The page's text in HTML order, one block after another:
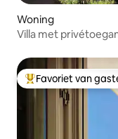
Woning
Villa met
Topfavoriet van
Favoriet van